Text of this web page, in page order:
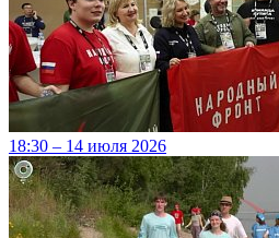
18:30 – 14 июля 2026